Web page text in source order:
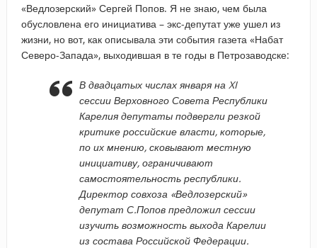
«Ведлозерский» Сергей Попов. Я не знаю, чем была
обусловлена его инициатива – экс-депутат уже ушел из
жизни, но вот, как описывала эти события газета «Набат
Северо-Запада», выходившая в те годы в Петрозаводске:
В двадцатых числах января на XI
сессии Верховного Совета Республики
Карелия депутаты подвергли резкой
критике российские власти, которые,
по их мнению, сковывают местную
инициативу, ограничивают
самостоятельность республики.
Директор совхоза «Ведлозерский»
депутат С.Попов предложил сессии
изучить возможность выхода Карелии
из состава Российской Федерации.